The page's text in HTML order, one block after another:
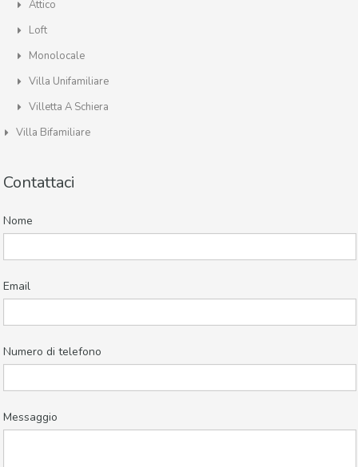
Attico
Loft
Monolocale
Villa Unifamiliare
Villetta A Schiera
Villa Bifamiliare
Contattaci
Nome
Email
Numero di telefono
Messaggio